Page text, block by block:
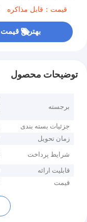
قیمت：قابل مذاکره
بهترین قیمت
توضیحات محصول
برجسته
جزئیات بسته بندی
زمان تحویل
شرایط پرداخت
قابلیت ارائه
قیمت